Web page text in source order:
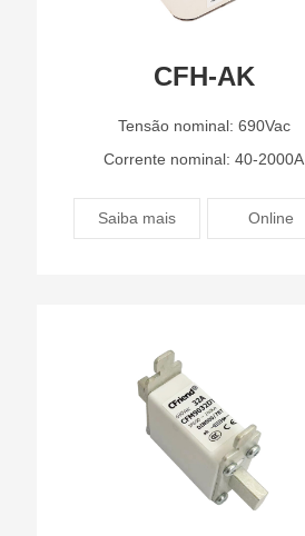
CFH-AK
Tensão nominal: 690Vac
Corrente nominal: 40-2000A
Saiba mais Online